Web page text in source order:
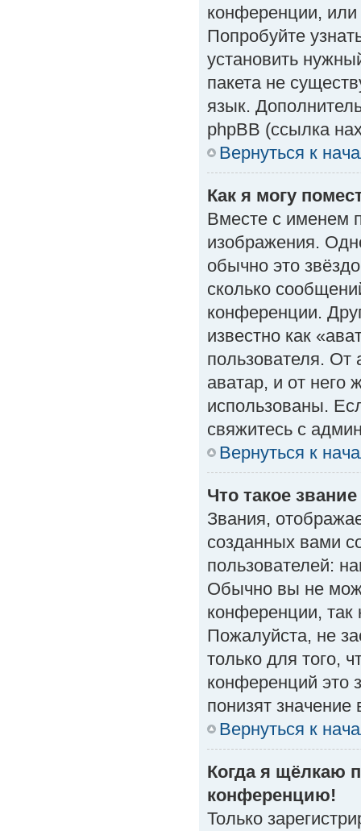
конференции,
Попробуйте
установить
пакета не
язык.
phpBB (ссылка
Вернуться к
Как я могу
Вместе с именем
изображения.
обычно это
сколько
конференции.
известно как
пользователя. От
аватар, и от него
использованы.
свяжитесь с
Вернуться к
Что такое
Звания,
созданных вами
пользователей:
Обычно вы не
конференции, так
Пожалуйста, не
только для того,
конференций это
понизят
Вернуться к
Когда я щёлкаю
конференцию!
Только